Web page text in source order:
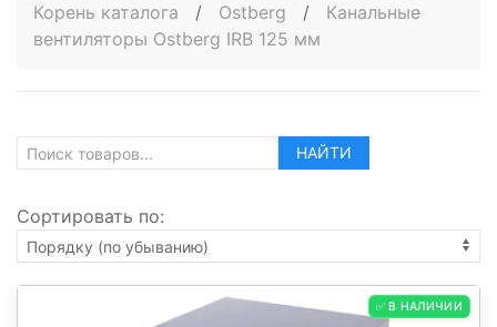
Корень каталога / Ostberg /
Канальные
вентиляторы Ostberg IRB 125 мм
НАЙТИ
Сортировать по:
✅ В НАЛИЧИИ